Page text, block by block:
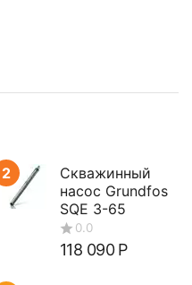
2
Скважинный
насос Grundfos
SQE 3-65
118 090 Р